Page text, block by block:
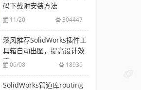
码下载附安装方法
11/20 304447
溪风推荐SolidWorks插件工
具箱自动出图，提高设计效
率06/08 18936
SolidWorks管道库routing